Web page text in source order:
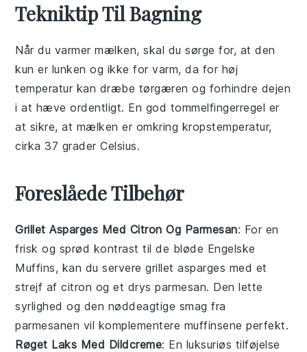
Tekniktip Til Bagning
Når du varmermælken, skal du sørge for, at den
kun er lunken og ikke for varm, da for høj
temperatur kan dræbe tørgæren og forhindre dejen
i at hæve ordentligt. En god tommelfingerregel er
at sikre, at mælken er omkring kropstemperatur,
cirka 37 grader Celsius.
Foreslåede Tilbehør
Grillet Asparges Med Citron Og Parmesan: For en
frisk og sprød kontrast til de bløde Engelske
Muffins, kan du serveregrillet asparges med et
strejf afcitron og et drysparmesan. Den lette
syrlighed og den nøddeagtige smag fra
parmesanen vil komplementere muffinsene perfekt.
Røget Laks Med Dildcreme: En luksuriøs tilføjelse